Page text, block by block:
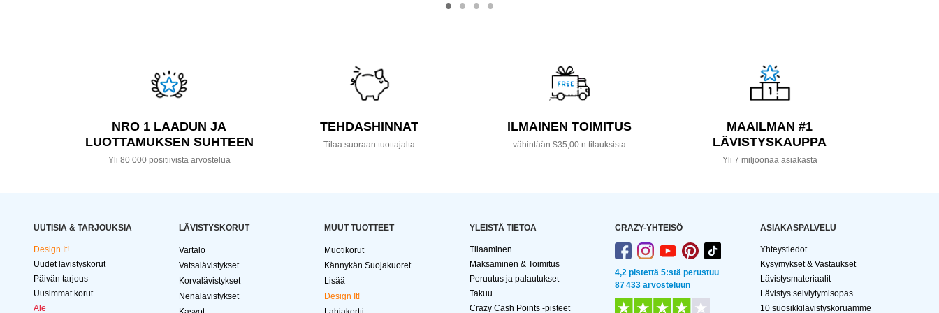
NRO 1 LAADUN JA
LUOTTAMUKSEN SUHTEEN
Yli 80 000 positiivista arvostelua
TEHDASHINNAT
Tilaa suoraan tuottajalta
ILMAINEN TOIMITUS
vähintään $35,00:n tilauksista
MAAILMAN #1
LÄVISTYSKAUPPA
Yli 7 miljoonaa asiakasta
UUTISIA & TARJOUKSIA
Design It!
Uudet lävistyskorut
Päivän tarjous
Uusimmat korut
Ale
LÄVISTYSKORUT
Vartalo
Vatsalävistykset
Korvalävistykset
Nenälävistykset
MUUT TUOTTEET
Muotikorut
Kännykän Suojakuoret
Lisää
Design It!
YLEISTÄ TIETOA
Tilaaminen
Maksaminen & Toimitus
Peruutus ja palautukset
Takuu
Crazy Cash Points -pisteet
CRAZY-YHTEISÖ
4,2 pistettä 5:stä perustuu
87 433 arvosteluun
ASIAKASPALVELU
Yhteystiedot
Kysymykset & Vastaukset
Lävistysmateriaalit
Lävistys selviytymisopas
10 suosikkilävistyskoruamme